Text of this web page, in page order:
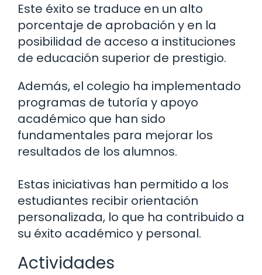
Este éxito se traduce en un alto
porcentaje de aprobación y en la
posibilidad de acceso a instituciones
de educación superior de prestigio.
Además, el colegio ha implementado
programas de tutoría y apoyo
académico que han sido
fundamentales para mejorar los
resultados de los alumnos.
Estas iniciativas han permitido a los
estudiantes recibir orientación
personalizada, lo que ha contribuido a
su éxito académico y personal.
Actividades